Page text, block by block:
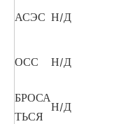
АСЭС Н/Д
ОСС Н/Д
БРОСА
ТЬСЯ
Н/Д